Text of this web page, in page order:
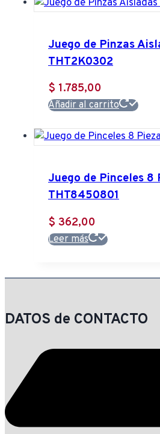
era:
Juego de Pinzas
THT2K0302
$ 1.785,00
Añadir al carrito
Juego de Pinceles 8
THT8450801
$ 362,00
Leer más
DATOS de CONTACTO